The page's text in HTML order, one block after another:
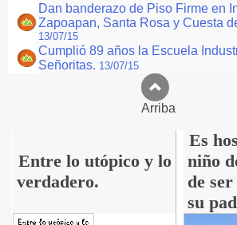
Dan banderazo de Piso Firme en
Zapoapan, Santa Rosa y Cuesta
13/07/15
Cumplió 89 años la Escuela
Señoritas. 13/07/15
Arriba
Entre lo utópico y lo
verdadero.
Es
niño
de
su